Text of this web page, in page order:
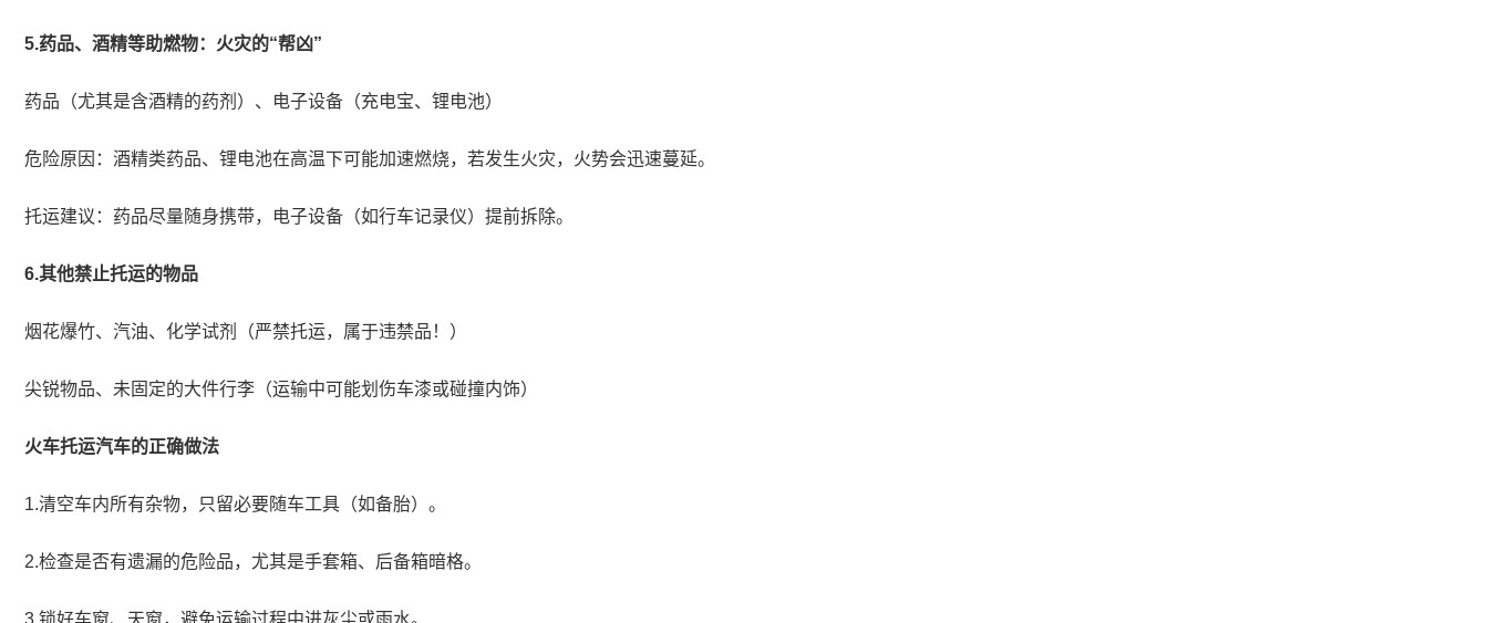
5.药品、酒精等助燃物：火灾的“帮凶”
药品（尤其是含酒精的药剂）、电子设备（充电宝、锂电池）
危险原因：酒精类药品、锂电池在高温下可能加速燃烧，若发生火灾，火势会迅速蔓延。
托运建议：药品尽量随身携带，电子设备（如行车记录仪）提前拆除。
6.其他禁止托运的物品
烟花爆竹、汽油、化学试剂（严禁托运，属于违禁品！）
尖锐物品、未固定的大件行李（运输中可能划伤车漆或碰撞内饰）
火车托运汽车的正确做法
1.清空车内所有杂物，只留必要随车工具（如备胎）。
2.检查是否有遗漏的危险品，尤其是手套箱、后备箱暗格。
3.锁好车窗、天窗，避免运输过程中进灰尘或雨水。